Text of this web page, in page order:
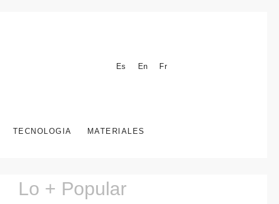
Es En Fr
TECNOLOGIA MATERIALES
Lo + Popular